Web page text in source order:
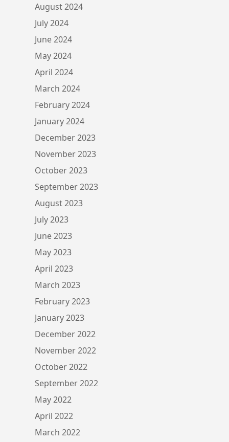
August 2024
July 2024
June 2024
May 2024
April 2024
March 2024
February 2024
January 2024
December 2023
November 2023
October 2023
September 2023
August 2023
July 2023
June 2023
May 2023
April 2023
March 2023
February 2023
January 2023
December 2022
November 2022
October 2022
September 2022
May 2022
April 2022
March 2022